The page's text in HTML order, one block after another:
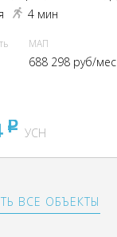
4 мин
МАП
688 298 руб/мес
pуб
УСН
ВСЕ ОБЪЕКТЫ